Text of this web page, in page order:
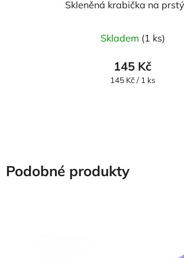
Skleněná krabička na
Skladem (1 ks)
145 Kč
Měrná
145 Kč / 1 ks
Podobné produkty